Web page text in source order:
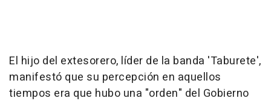
El hijo del extesorero, líder de la banda 'Taburete',
manifestó que su percepción en aquellos
tiempos era que hubo una "orden" del Gobierno